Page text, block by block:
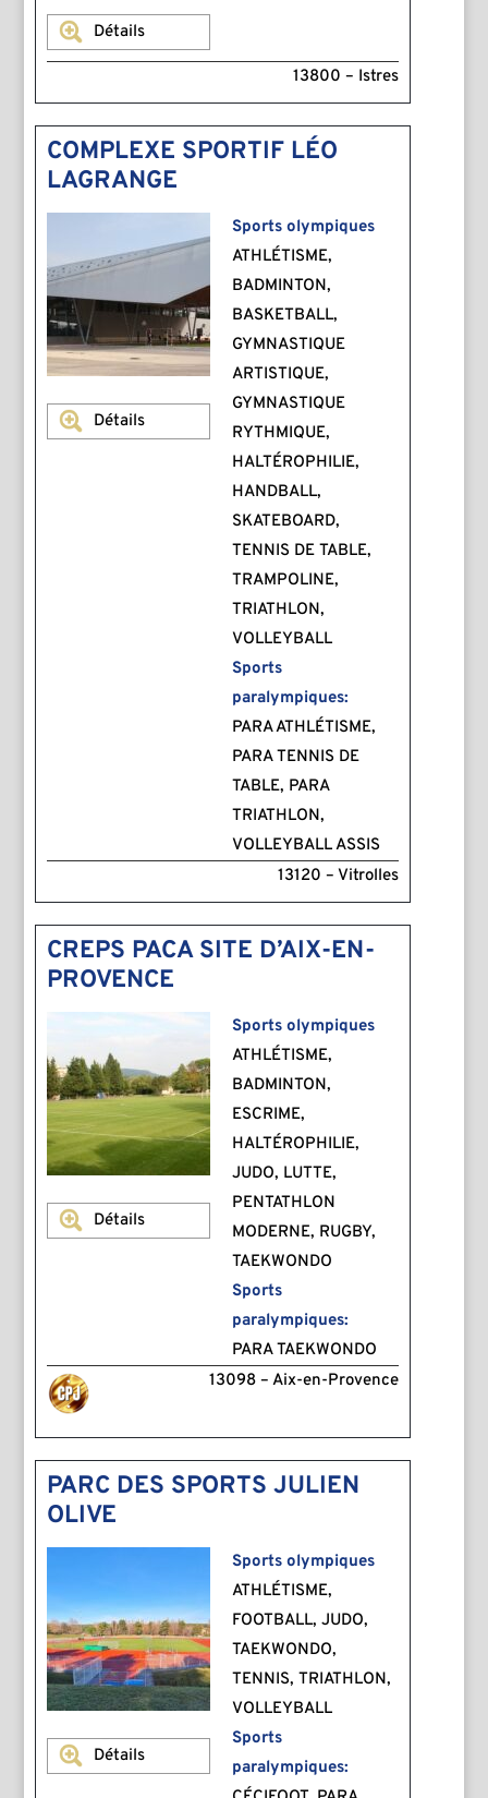
Détails
13800 – Istres
COMPLEXE SPORTIF LÉO
LAGRANGE
Détails
Sports olympiques
ATHLÉTISME,
BADMINTON,
BASKETBALL,
GYMNASTIQUE
ARTISTIQUE,
GYMNASTIQUE
RYTHMIQUE,
HALTÉROPHILIE,
HANDBALL,
SKATEBOARD,
TENNIS DE TABLE,
TRAMPOLINE,
TRIATHLON,
VOLLEYBALL
Sports
paralympiques:
PARA ATHLÉTISME,
PARA TENNIS DE
TABLE, PARA
TRIATHLON,
VOLLEYBALL ASSIS
13120 – Vitrolles
CREPS PACA SITE D’AIX-EN-
PROVENCE
Détails
Sports olympiques
ATHLÉTISME,
BADMINTON,
ESCRIME,
HALTÉROPHILIE,
JUDO, LUTTE,
PENTATHLON
MODERNE, RUGBY,
TAEKWONDO
Sports
paralympiques:
PARA TAEKWONDO
13098 – Aix-en-Provence
PARC DES SPORTS JULIEN
OLIVE
Détails
Sports olympiques
ATHLÉTISME,
FOOTBALL, JUDO,
TAEKWONDO,
TENNIS, TRIATHLON,
VOLLEYBALL
Sports
paralympiques: